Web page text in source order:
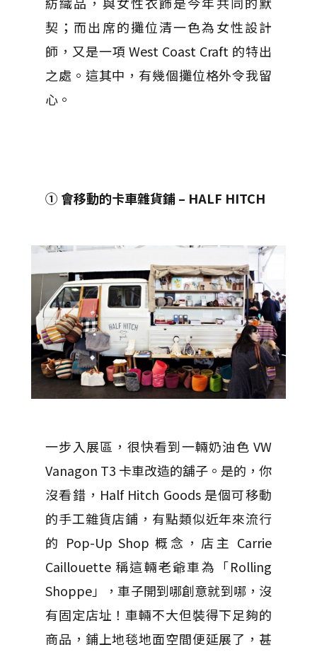
契；而出席的攤位清一色為女性設計
師，又是一項 West Coast Craft 的特出
之處。這其中，有幾個攤位格外令我留
心。
① 會移動的卡車雜貨鋪 – HALF HITCH
一步入展區，很快看到一輛奶油色 VW
Vanagon T3 卡車改造的舖子。是的，你
沒看錯，Half Hitch Goods 是個可移動
的手工雜貨店鋪，有點類似近年來流行
的 Pop-Up Shop 概念，店主 Carrie
Caillouette 稱這輛老爺車為「Rolling
Shoppe」，車子開到哪創意就到哪，沒
有固定店址！車輛不大但裝得下足夠的
商品，鋪上地毯地面空間便延展了，甚